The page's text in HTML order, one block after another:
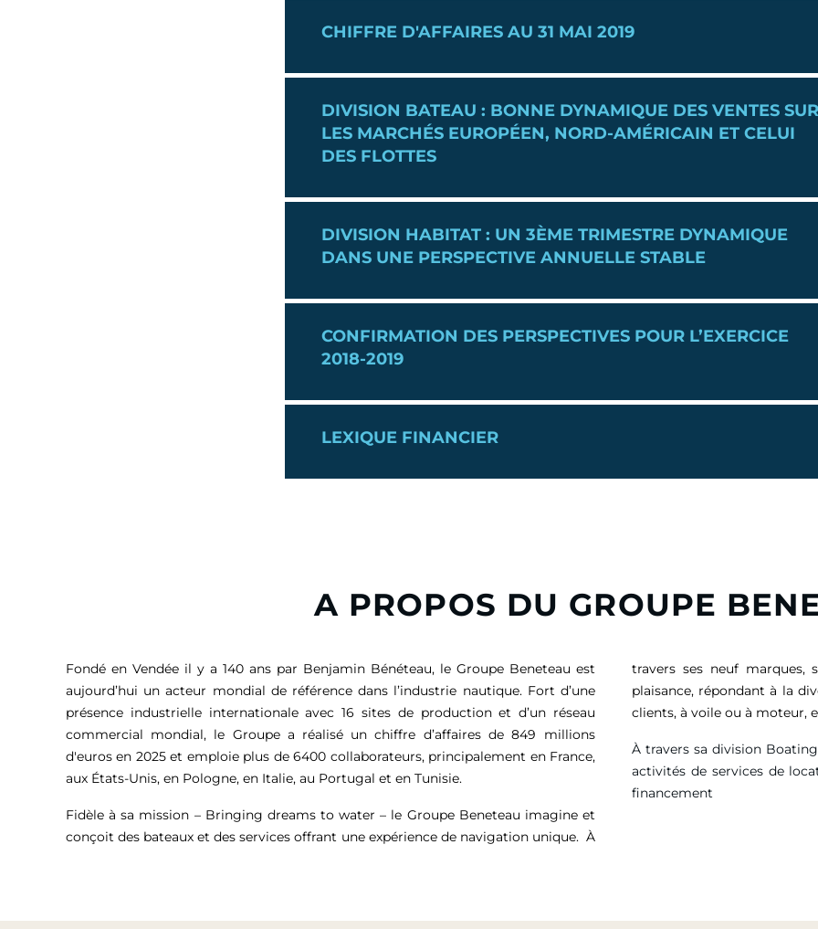
CHIFFRE D'AFFAIRES AU 31 MAI 2019
DIVISION BATEAU : BONNE DYNAMIQUE DES VENTES SUR
LES MARCHÉS EUROPÉEN, NORD-AMÉRICAIN ET CELUI
DES FLOTTES
DIVISION HABITAT : UN 3ÈME TRIMESTRE DYNAMIQUE
DANS UNE PERSPECTIVE ANNUELLE STABLE
CONFIRMATION DES PERSPECTIVES POUR L’EXERCICE
2018-2019
LEXIQUE FINANCIER
A PROPOS DU GROUPE
Fondé en Vendée il y a 140 ans par Benjamin Bénéteau, le Groupe Beneteau est
aujourd’hui un acteur mondial de référence dans l’industrie nautique. Fort d’une
présence industrielle internationale avec 16 sites de production et d’un réseau
commercial mondial, le Groupe a réalisé un chiffre d’affaires de 849 millions
d'euros en 2025 et emploie plus de 6400 collaborateurs, principalement en France,
aux États-Unis, en Pologne, en Italie, au Portugal et en Tunisie.
Fidèle à sa mission – Bringing dreams to water – le Groupe Beneteau imagine et
conçoit des bateaux et des services offrant une expérience de navigation unique. À
travers ses neuf marques,
plaisance, répondant à la
clients, à voile ou à moteur,
À travers sa division
activités de services de
financement